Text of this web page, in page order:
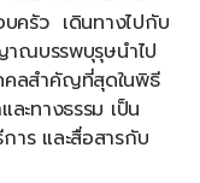
บครัว เดินทางไปกับ
าณบรรพบุรุษนำไป
ลสำคัญที่สุดในพิธี
ะทางธรรม เป็น
าร และสื่อสารกับ